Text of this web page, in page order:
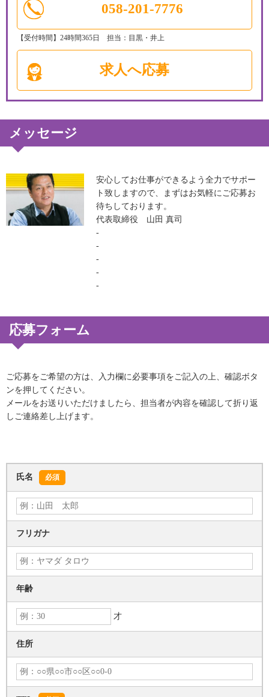
058-201-7776
【受付時間】24時間365日 担当：目黒・井上
求人へ応募
メッセージ
安心してお仕事ができるよう全力でサポー
ト致しますので、まずはお気軽にご応募お
待ちしております。
代表取締役 山田 真司
-
-
-
-
-
応募フォーム
ご応募をご希望の方は、入力欄に必要事項をご記入の上、確認ボタ
ンを押してください。
メールをお送りいただけましたら、担当者が内容を確認して折り返
しご連絡差し上げます。
氏名 必須
フリガナ
年齢
才
住所